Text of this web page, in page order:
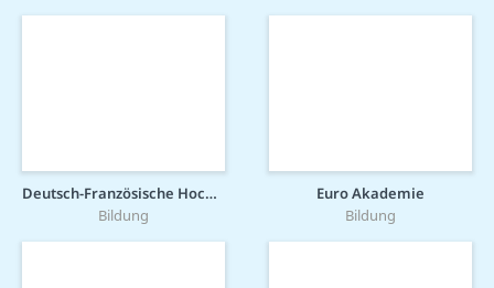
Deutsch-Französische Hochschule
Bildung
Euro Akademie
Bildung